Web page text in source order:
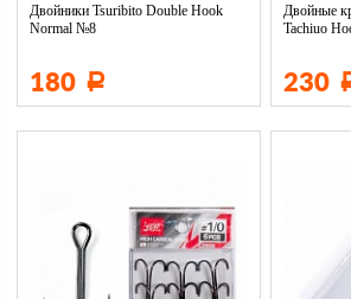
Двойники Tsuribito Double Hook
Normal №8
180 Р
Двойные
Tachiuo
230